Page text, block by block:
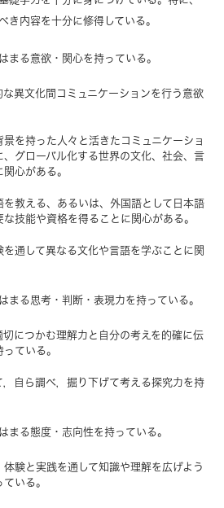
き内容を十分に修得している。
まる意欲・関心を持っている。
異文化間コミュニケーションを行う意欲
を持った人々と活きたコミュニケーショ
、グローバル化する世界の文化、社会、言
心がある。
を教える、あるいは、外国語として日本語
技能や資格を得ることに関心がある。
通して異なる文化や言語を学ぶことに関
まる思考・判断・表現力を持っている。
切につかむ理解力と自分の考えを的確に伝
ている。
，自ら調べ，掘り下げて考える探究力を持
まる態度・志向性を持っている。
験と実践を通して知識や理解を広げよう
いる。